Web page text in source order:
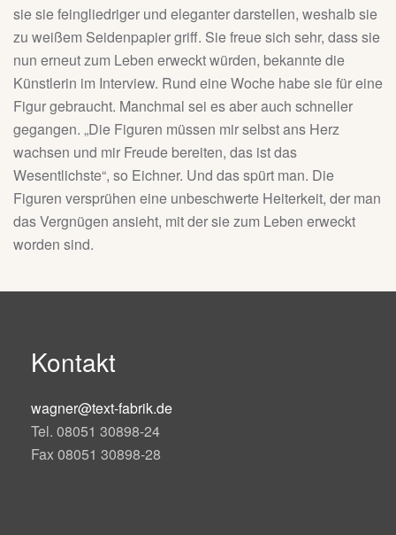
sie sie feingliedriger und eleganter darstellen, weshalb sie
zu weißem Seidenpapier griff. Sie freue sich sehr, dass sie
nun erneut zum Leben erweckt würden, bekannte die
Künstlerin im Interview. Rund eine Woche habe sie für eine
Figur gebraucht. Manchmal sei es aber auch schneller
gegangen. „Die Figuren müssen mir selbst ans Herz
wachsen und mir Freude bereiten, das ist das
Wesentlichste“, so Eichner. Und das spürt man. Die
Figuren versprühen eine unbeschwerte Heiterkeit, der man
das Vergnügen ansieht, mit der sie zum Leben erweckt
worden sind.
Kontakt
wagner@text-fabrik.de
Tel. 08051 30898-24
Fax 08051 30898-28